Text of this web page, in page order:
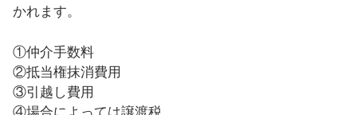
かれます。
①仲介手数料
②抵当権抹消費用
③引越し費用